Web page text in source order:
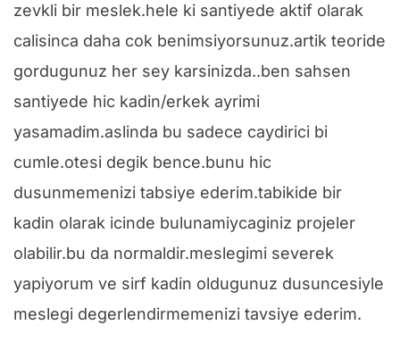
zevkli bir meslek.hele ki santiyede aktif olarak
calisinca daha cok benimsiyorsunuz.artik teoride
gordugunuz her sey karsinizda..ben sahsen
santiyede hic kadin/erkek ayrimi
yasamadim.aslinda bu sadece caydirici bi
cumle.otesi degik bence.bunu hic
dusunmemenizi tabsiye ederim.tabikide bir
kadin olarak icinde bulunamiycaginiz projeler
olabilir.bu da normaldir.meslegimi severek
yapiyorum ve sirf kadin oldugunuz dusuncesiyle
meslegi degerlendirmemenizi tavsiye ederim.